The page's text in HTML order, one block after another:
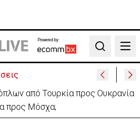
Powered by:
Search
από Τουρκία προς Ουκρανία
προς Μόσχα;